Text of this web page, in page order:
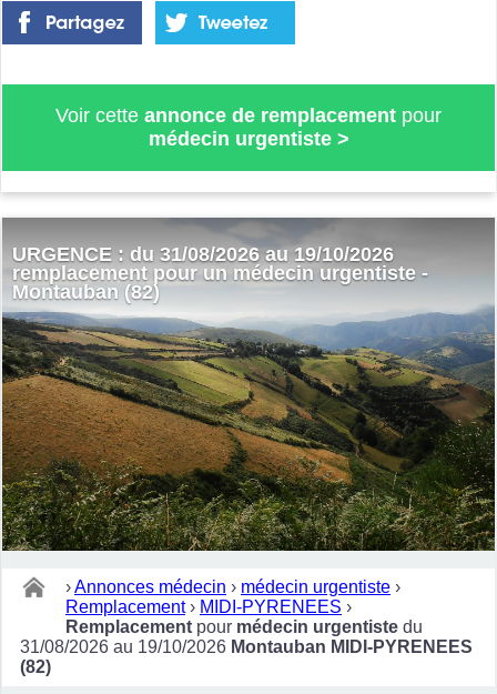
Voir cette annonce de remplacement pour
médecin urgentiste>
URGENCE : du 31/08/2026 au 19/10/2026
remplacement pour un médecin urgentiste -
Montauban (82)
›Annonces médecin › médecin urgentiste ›
Remplacement › MIDI-PYRENEES ›
Remplacement pour médecin urgentiste du
31/08/2026 au 19/10/2026 Montauban MIDI-PYRENEES
(82)